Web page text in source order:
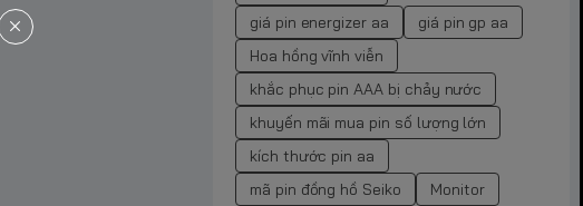
giá pin energizer aa
giá pin gp aa
Hoa hồng vĩnh viễn
khắc phục pin AAA bị chảy nước
khuyến mãi mua pin số lượng lớn
kích thước pin aa
mã pin đồng hồ Seiko
Monitor